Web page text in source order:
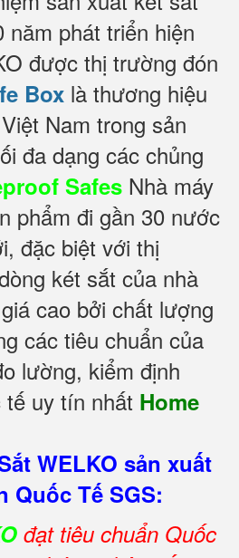
năm phát triển hiện
được thị trường đón
Box là thương hiệu
Nam trong sản
đa dạng các chủng
Safes Nhà máy
phẩm đi gần 30 nước
đặc biệt với thị
két sắt của nhà
cao bởi chất lượng
các tiêu chuẩn của
lường, kiểm định
uy tín nhất Home
WELKO sản xuất
Quốc Tế SGS:
đạt tiêu chuẩn Quốc